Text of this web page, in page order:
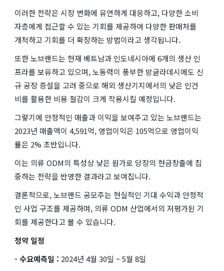
이러한 전략은 시장 변화에 유연하게 대응하고, 다양한 소비
자층에게 접근할 수 있는 기회를 제공하여 다양한 판매처를
개척하고 기회를 더 확장하는 방법이라고 생각됩니다.
또한 노브랜드는 현재 베트남과 인도네시아에 6개의 생산 인
프라를 보유하고 있으며, 노동력이 풍부한 방글라데시에도 신
규 공장 증설을 고려 중으로 해외 생산기지에서의 낮은 인건
비를 활용한 비용 절감이 크게 작용시킬 예정입니다.
그렇기에 안정적인 매출과 이익을 보여주고 있는 노브랜드는
2023년 매출액이 4,591억, 영업이익은 105억으로 영업이익
률은 2% 초반입니다.
이는 의류 ODM의 특성상 낮은 원가로 당장의 현금창출에 집
중하는 전략을 반영한 결과라고 보여집니다.
결론적으로, 노브랜드 공모주는 현실적인 기대 수익과 안정적
인 사업 구조를 제공하며, 의류 ODM 산업에서의 저평가된 기
회를 제공한다고 볼 수 있습니다.
청약 일정
- 수요예측일 : 2024년 4월 30일 ~ 5월 8일